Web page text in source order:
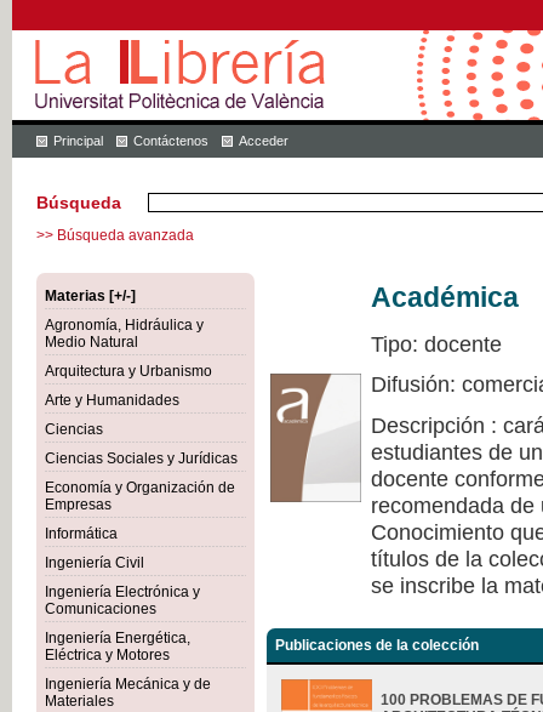
Principal Contáctenos Acceder
Búsqueda
>> Búsqueda avanzada
Materias [+/-]
Agronomía, Hidráulica y
Medio Natural
Arquitectura y Urbanismo
Arte y Humanidades
Ciencias
Ciencias Sociales y Jurídicas
Economía y Organización de
Empresas
Informática
Ingeniería Civil
Ingeniería Electrónica y
Comunicaciones
Ingeniería Energética,
Eléctrica y Motores
Ingeniería Mecánica y de
Materiales
Académica
Tipo: docente
Difusión:
Descripción :
estudiantes de
docente
recomendada
Conocimiento
títulos de la
se inscribe la
Publicaciones de la colección
100 PROBLEMAS DE